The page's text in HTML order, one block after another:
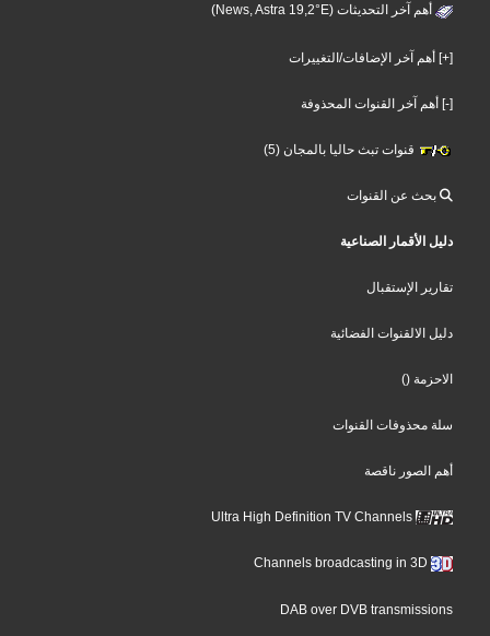
أهم آخر التحديثات (News, Astra 19,2°E)
[+] أهم آخر الإضافات/التغييرات
[-] أهم آخر القنوات المحذوفة
قنوات تبث حاليا بالمجان (5)
بحث عن القنوات
دليل الأقمار الصناعية
تقارير الإستقبال
دليل الالقنوات الفضائية
الاحزمة ()
سلة محذوفات القنوات
أهم الصور ناقصة
Ultra High Definition TV Channels
DAB over DVB transmissions